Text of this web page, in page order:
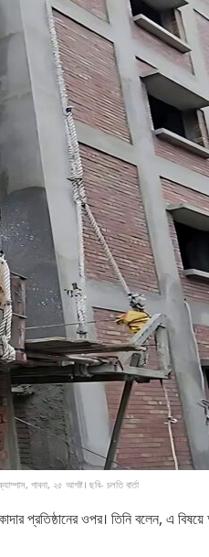
পাবনা, ২৫ আগষ্ট। ছবি- চলতি বার্তা
প্রতিষ্ঠানের ওপর। তিনি বলেন, এ